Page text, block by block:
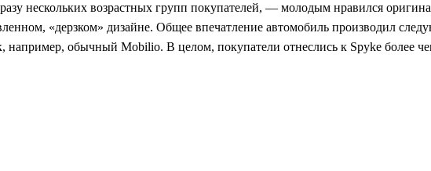
нескольких возрастных групп покупателей, — молодым нравился
«дерзком» дизайне. Общее впечатление автомобиль производил
обычный Mobilio. В целом, покупатели отнеслись к Spyke более